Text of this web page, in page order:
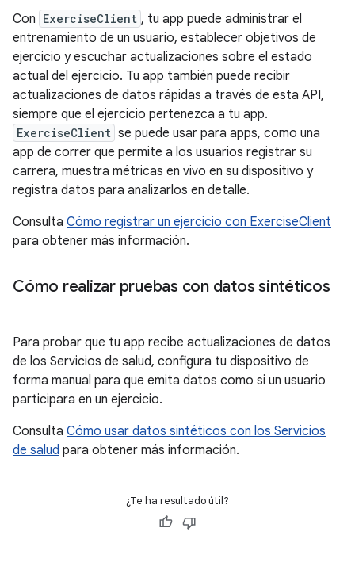
Con ExerciseClient , tu app puede administrar el
entrenamiento de un usuario, establecer objetivos de
ejercicio y escuchar actualizaciones sobre el estado
actual del ejercicio. Tu app también puede recibir
actualizaciones de datos rápidas a través de esta API,
siempre que el ejercicio pertenezca a tu app.
ExerciseClient se puede usar para apps, como una
app de correr que permite a los usuarios registrar su
carrera, muestra métricas en vivo en su dispositivo y
registra datos para analizarlos en detalle.
Consulta Cómo registrar un ejercicio con ExerciseClient
para obtener más información.
Cómo realizar pruebas con datos sintéticos
Para probar que tu app recibe actualizaciones de datos
de los Servicios de salud, configura tu dispositivo de
forma manual para que emita datos como si un usuario
participara en un ejercicio.
Consulta Cómo usar datos sintéticos con los Servicios
de salud para obtener más información.
¿Te ha resultado útil?